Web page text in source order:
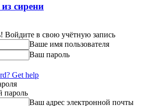
сирени
Войдите в свою учётную запись
Ваше имя пользователя
Ваш пароль
Get help
пароль
Ваш адрес электронной почты